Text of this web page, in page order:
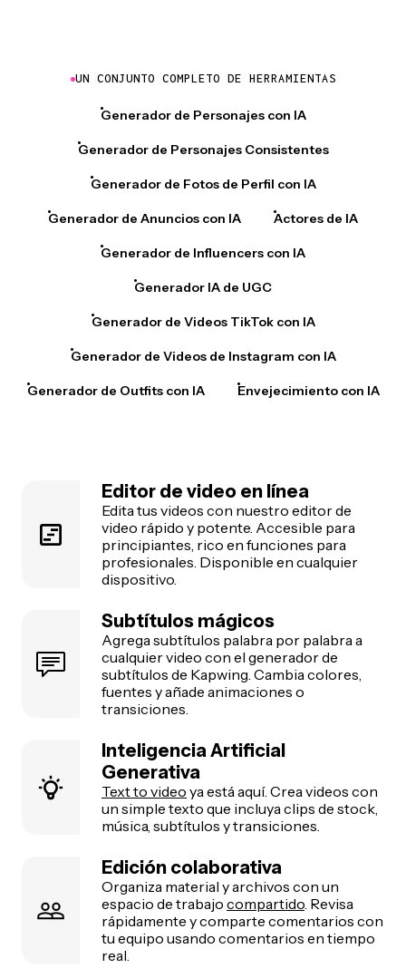
UN CONJUNTO COMPLETO DE HERRAMIENTAS
Generador de Personajes con IA
Generador de Personajes Consistentes
Generador de Fotos de Perfil con IA
Generador de Anuncios con IA Actores de IA
Generador de Influencers con IA
Generador IA de UGC
Generador de Videos TikTok con IA
Generador de Videos de Instagram con IA
Generador de Outfits con IA Envejecimiento con IA
Editor de video en línea
Edita tus videos con nuestro editor de
video rápido y potente. Accesible para
principiantes, rico en funciones para
profesionales. Disponible en cualquier
dispositivo.
Subtítulos mágicos
Agrega subtítulos palabra por palabra a
cualquier video con el generador de
subtítulos de Kapwing. Cambia colores,
fuentes y añade animaciones o
transiciones.
Inteligencia Artificial
Generativa
Text to video ya está aquí. Crea videos con
un simple texto que incluya clips de stock,
música, subtítulos y transiciones.
Edición colaborativa
Organiza material y archivos con un
espacio de trabajo compartido. Revisa
rápidamente y comparte comentarios con
tu equipo usando comentarios en tiempo
real.